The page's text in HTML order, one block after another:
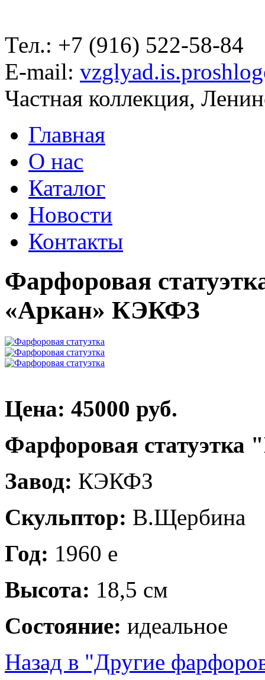
Тел.: +7 (916) 522-58-84
E-mail:
Частная коллекция,
Главная
О нас
Каталог
Новости
Контакты
Фарфоровая
«Аркан» КЭКФЗ
Цена: 45000 руб.
Фарфоровая статуэтка
Завод: КЭКФЗ
Скульптор: В.Щербина
Год: 1960 е
Высота: 18,5 см
Состояние: идеальное
Назад в "Другие